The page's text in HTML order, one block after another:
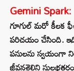
Gemini Spark:
గూగుల్ మరో కీలక
పరిచయం చేసింది.
పనులను స్వయంగా
జీవనశైలిని సులభతరం